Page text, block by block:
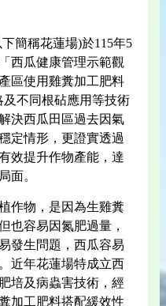
簡稱花蓮場)於115年5
西瓜健康管理示範觀
區使用雞糞加工肥料
及不同根砧應用等技術
決西瓜田區過去因氣
定情形，更證實透過
效提升作物產能，達
面。
作物，是因為生雞糞
也容易因氮肥過量，
發生問題，西瓜容易
近年花蓮場特成立西
培及病蟲害技術，經
加工肥料搭配緩效性